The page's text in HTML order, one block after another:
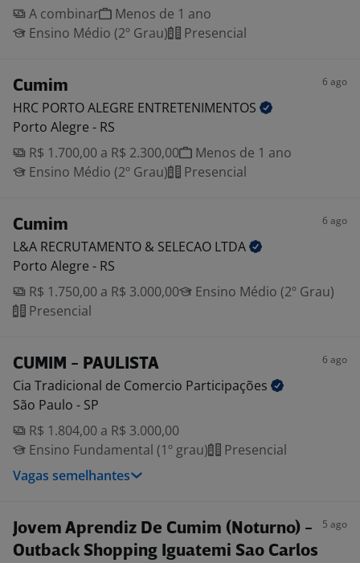
A combinar
Menos de 1 ano
Ensino Médio (2º Grau)
Presencial
Cumim 6 ago
HRC PORTO ALEGRE ENTRETENIMENTOS
Porto Alegre - RS
R$ 1.700,00 a R$ 2.300,00
Menos de 1 ano
Ensino Médio (2º Grau)
Presencial
Cumim 6 ago
L&A RECRUTAMENTO & SELECAO LTDA
Porto Alegre - RS
R$ 1.750,00 a R$ 3.000,00
Ensino Médio (2º Grau)
Presencial
CUMIM - PAULISTA 6 ago
Cia Tradicional de Comercio Participações
São Paulo - SP
R$ 1.804,00 a R$ 3.000,00
Ensino Fundamental (1º grau)
Presencial
Vagas semelhantes
Jovem Aprendiz De Cumim (Noturno) -
Outback Shopping Iguatemi Sao Carlos
5 ago